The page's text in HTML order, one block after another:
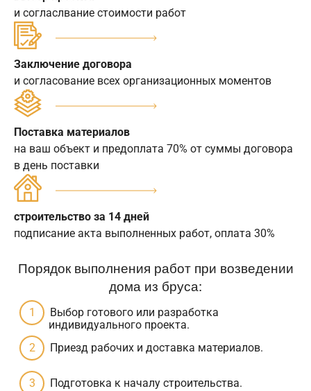
и согласлвание стоимости работ
Заключение договора
и согласование всех организационных моментов
Поставка материалов
на ваш объект и предоплата 70% от суммы договора
в день поставки
строительство за 14 дней
подписание акта выполненных работ, оплата 30%
Порядок выполнения работ при возведении
дома из бруса:
Выбор готового или разработка
индивидуального проекта.
Приезд рабочих и доставка материалов.
Подготовка к началу строительства.